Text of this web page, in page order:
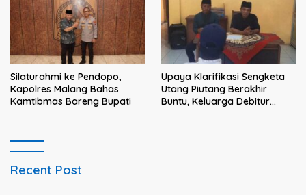
Silaturahmi ke Pendopo,
Kapolres Malang Bahas
Kamtibmas Bareng Bupati
Upaya Klarifikasi Sengketa
Utang Piutang Berakhir
Buntu, Keluarga Debitur
Recent Post